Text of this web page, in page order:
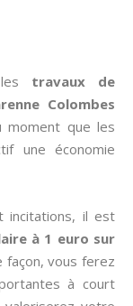
travaux de
Colombes
moment que les
une économie
incitations, il est
à 1 euro sur
façon, vous ferez
à court